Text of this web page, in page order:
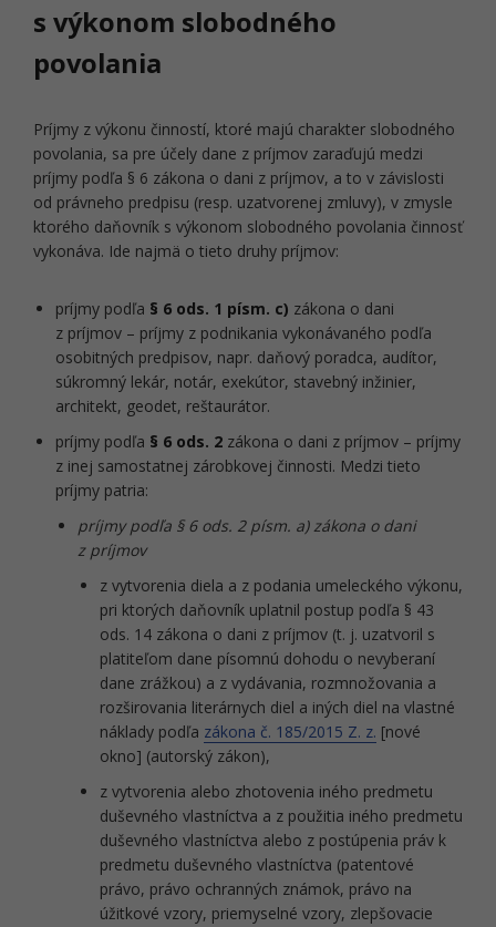
s výkonom slobodného
povolania
Príjmy z výkonu činností, ktoré majú charakter slobodného
povolania, sa pre účely dane z príjmov zaraďujú medzi
príjmy podľa § 6 zákona o dani z príjmov, a to v závislosti
od právneho predpisu (resp. uzatvorenej zmluvy), v zmysle
ktorého daňovník s výkonom slobodného povolania činnosť
vykonáva. Ide najmä o tieto druhy príjmov:
príjmy podľa § 6 ods. 1 písm. c) zákona o dani
z príjmov – príjmy z podnikania vykonávaného podľa
osobitných predpisov, napr. daňový poradca, audítor,
súkromný lekár, notár, exekútor, stavebný inžinier,
architekt, geodet, reštaurátor.
príjmy podľa § 6 ods. 2 zákona o dani z príjmov – príjmy
z inej samostatnej zárobkovej činnosti. Medzi tieto
príjmy patria:
príjmy podľa § 6 ods. 2 písm. a) zákona o dani
z príjmov
z vytvorenia diela a z podania umeleckého výkonu,
pri ktorých daňovník uplatnil postup podľa § 43
ods. 14 zákona o dani z príjmov (t. j. uzatvoril s
platiteľom dane písomnú dohodu o nevyberaní
dane zrážkou) a z vydávania, rozmnožovania a
rozširovania literárnych diel a iných diel na vlastné
náklady podľa zákona č. 185/2015 Z. z. [nové
okno] (autorský zákon),
z vytvorenia alebo zhotovenia iného predmetu
duševného vlastníctva a z použitia iného predmetu
duševného vlastníctva alebo z postúpenia práv k
predmetu duševného vlastníctva (patentové
právo, právo ochranných známok, právo na
úžitkové vzory, priemyselné vzory, zlepšovacie